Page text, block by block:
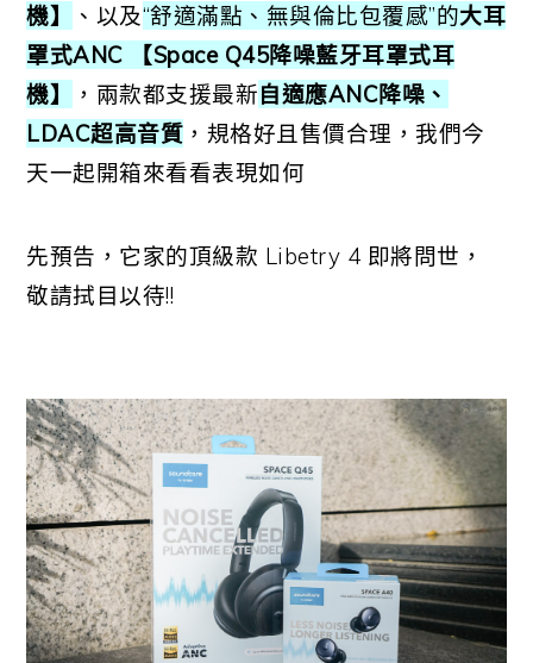
機】
、以及“舒適滿點、無與倫比包覆感”的大耳
罩式ANC 【Space Q45降噪藍牙耳罩式耳
機】
，兩款都支援最新自適應ANC降噪、
LDAC超高音質 ，規格好且售價合理，我們今
天一起開箱來看看表現如何
先預告，它家的頂級款 Libetry 4 即將問世，
敬請拭目以待!!